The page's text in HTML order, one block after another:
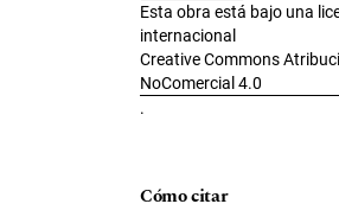
Esta obra está bajo una
internacional
Creative Commons
NoComercial 4.0
.
Cómo citar